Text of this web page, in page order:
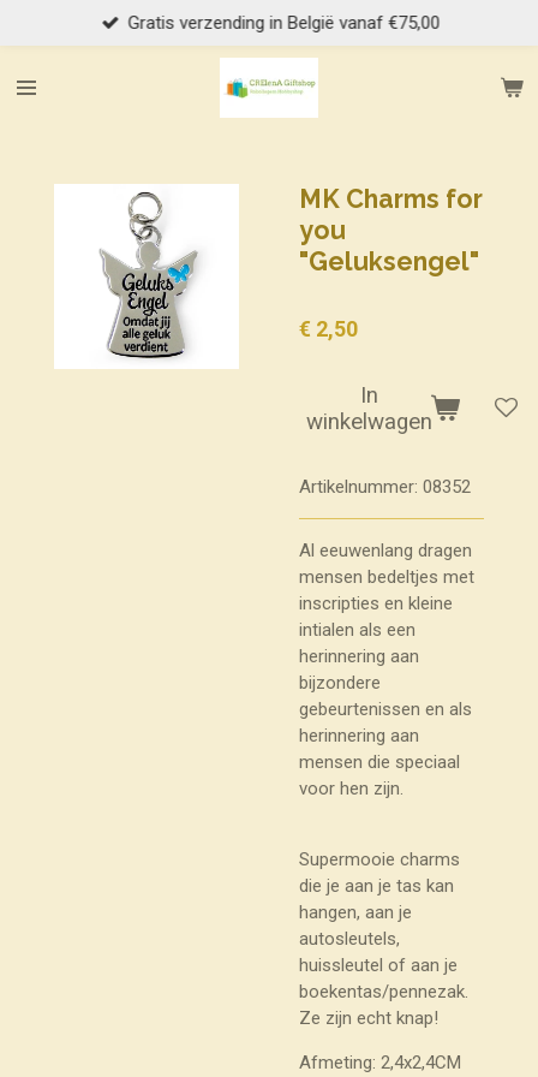
direct
naar
Gratis verzending in België vanaf €75,00
MK Charms for
you
"Geluksengel"
€ 2,50
In
winkelwagen
Artikelnummer: 08352
Al eeuwenlang dragen
mensen bedeltjes met
inscripties en kleine
intialen als een
herinnering aan
bijzondere
gebeurtenissen en als
herinnering aan
mensen die speciaal
voor hen zijn.
Supermooie charms
die je aan je tas kan
hangen, aan je
autosleutels,
huissleutel of aan je
boekentas/pennezak.
Ze zijn echt knap!
Afmeting: 2,4x2,4CM